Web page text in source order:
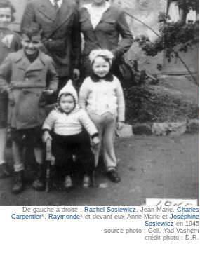
De gauche à droite : Rachel Sosiewicz , Jean-Marie, Charles
Carpentier*, Raymonde* et devant eux Anne-Marie et Joséphine
Sosiewicz en 1945
source photo : Coll. Yad Vashem
crédit photo : D.R.